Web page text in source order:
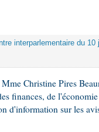
interparlementaire du
Christine Pires
finances, de
d'information sur les